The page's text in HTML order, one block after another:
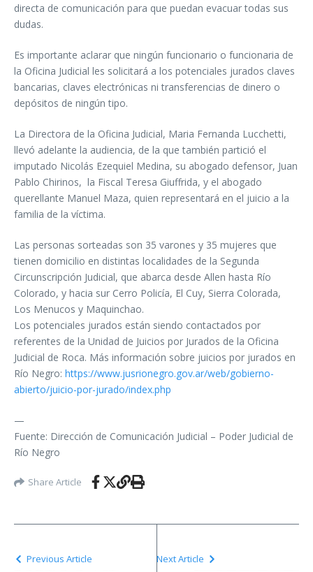
directa de comunicación para que puedan evacuar todas sus
dudas.
Es importante aclarar que ningún funcionario o funcionaria de
la Oficina Judicial les solicitará a los potenciales jurados claves
bancarias, claves electrónicas ni transferencias de dinero o
depósitos de ningún tipo.
La Directora de la Oficina Judicial, Maria Fernanda Lucchetti,
llevó adelante la audiencia, de la que también partició el
imputado Nicolás Ezequiel Medina, su abogado defensor, Juan
Pablo Chirinos, la Fiscal Teresa Giuffrida, y el abogado
querellante Manuel Maza, quien representará en el juicio a la
familia de la víctima.
Las personas sorteadas son 35 varones y 35 mujeres que
tienen domicilio en distintas localidades de la Segunda
Circunscripción Judicial, que abarca desde Allen hasta Río
Colorado, y hacia sur Cerro Policía, El Cuy, Sierra Colorada,
Los Menucos y Maquinchao.
Los potenciales jurados están siendo contactados por
referentes de la Unidad de Juicios por Jurados de la Oficina
Judicial de Roca. Más información sobre juicios por jurados en
Río Negro: https://www.jusrionegro.gov.ar/web/gobierno-
abierto/juicio-por-jurado/index.php
—
Fuente: Dirección de Comunicación Judicial – Poder Judicial de
Río Negro
Share Article
Previous Article Next Article